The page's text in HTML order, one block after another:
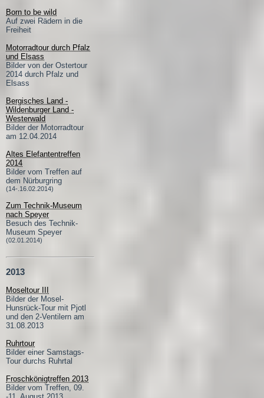
Born to be wild
Auf zwei Rädern in die
Freiheit
Motorradtour durch Pfalz
und Elsass
Bilder von der Ostertour
2014 durch Pfalz und
Elsass
Bergisches Land -
Wildenburger Land -
Westerwald
Bilder der Motorradtour
am 12.04.2014
Altes Elefantentreffen
2014
Bilder vom Treffen auf
dem Nürburgring
(14-.16.02.2014)
Zum Technik-Museum
nach Speyer
Besuch des Technik-
Museum Speyer
(02.01.2014)
2013
Moseltour III
Bilder der Mosel-
Hunsrück-Tour mit Pjotl
und den 2-Ventilern am
31.08.2013
Ruhrtour
Bilder einer Samstags-
Tour durchs Ruhrtal
Froschkönigtreffen 2013
Bilder vom Treffen, 09.